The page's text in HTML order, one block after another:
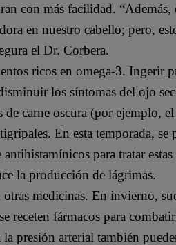
con más facilidad.
en nuestro cabello; pero,
el Dr. Corbera.
ricos en omega-3. Ingerir
los síntomas del ojo
de carne oscura (por ejemplo,
En esta temporada, se
para tratar
la producción de lágrimas.
medicinas. En invierno,
receten fármacos para
la presión arterial también